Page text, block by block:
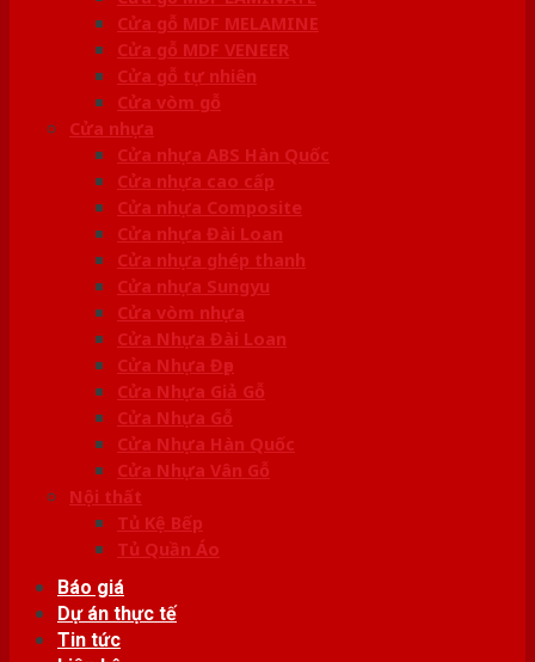
Cửa gỗ MDF MELAMINE
Cửa gỗ MDF VENEER
Cửa gỗ tự nhiên
Cửa vòm gỗ
Cửa nhựa
Cửa nhựa ABS Hàn Quốc
Cửa nhựa cao cấp
Cửa nhựa Composite
Cửa nhựa Đài Loan
Cửa nhựa ghép thanh
Cửa nhựa Sungyu
Cửa vòm nhựa
Cửa Nhựa Đài Loan
Cửa Nhựa Đẹp
Cửa Nhựa Giả Gỗ
Cửa Nhựa Gỗ
Cửa Nhựa Hàn Quốc
Cửa Nhựa Vân Gỗ
Nội thất
Tủ Kệ Bếp
Tủ Quần Áo
Báo giá
Dự án thực tế
Tin tức